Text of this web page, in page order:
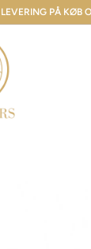
LEVERING PÅ KØB